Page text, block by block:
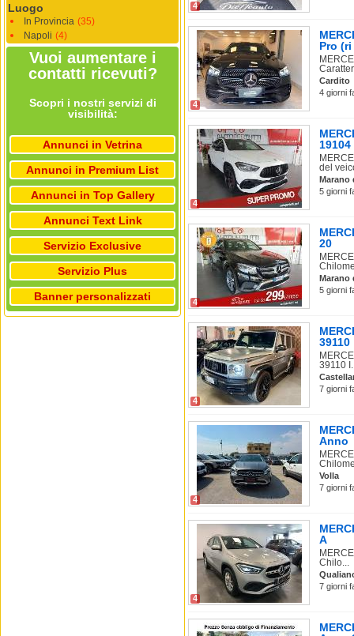
Luogo
In Provincia (35)
Napoli (4)
Vuoi aumentare i
contatti ricevuti?
Scopri i nostri servizi di
visibilità:
Annunci in Vetrina
Annunci in Premium List
Annunci in Top Gallery
Annunci Text Link
Servizio Exclusive
Servizio Plus
Banner personalizzati
4
4
Pro (ri
Cardito
4 giorni
4
19104
del
Marano
5 giorni
4
20
Marano
5 giorni
4
39110
39110
7 giorni
4
Anno
Volla
7 giorni
4
A
Chilo...
7 giorni